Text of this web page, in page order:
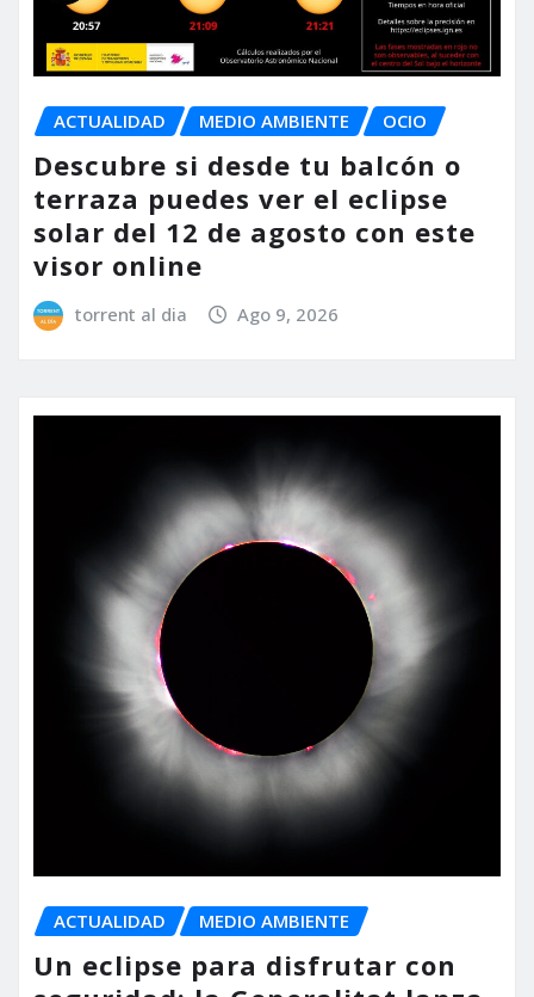
ACTUALIDAD MEDIO AMBIENTE OCIO
Descubre si desde tu balcón o
terraza puedes ver el eclipse
solar del 12 de agosto con este
visor online
torrent al dia Ago 9, 2026
ACTUALIDAD MEDIO AMBIENTE
Un eclipse para disfrutar con